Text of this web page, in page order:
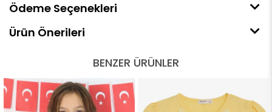
Ödeme Seçenekleri
Ürün Önerileri
BENZER ÜRÜNLER